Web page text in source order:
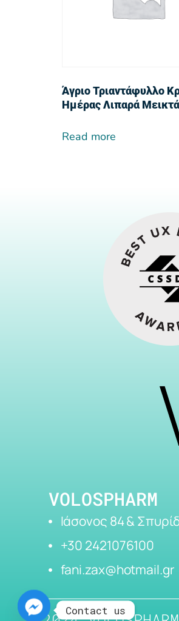
Άγριο Τριαντάφυλλο
Ημέρας Λιπαρά Μεικτά
Read more
VOLOSPHARM
Ιάσονος 84 &
+30 2421076100
fani.zax@hotmail.gr
Contact us